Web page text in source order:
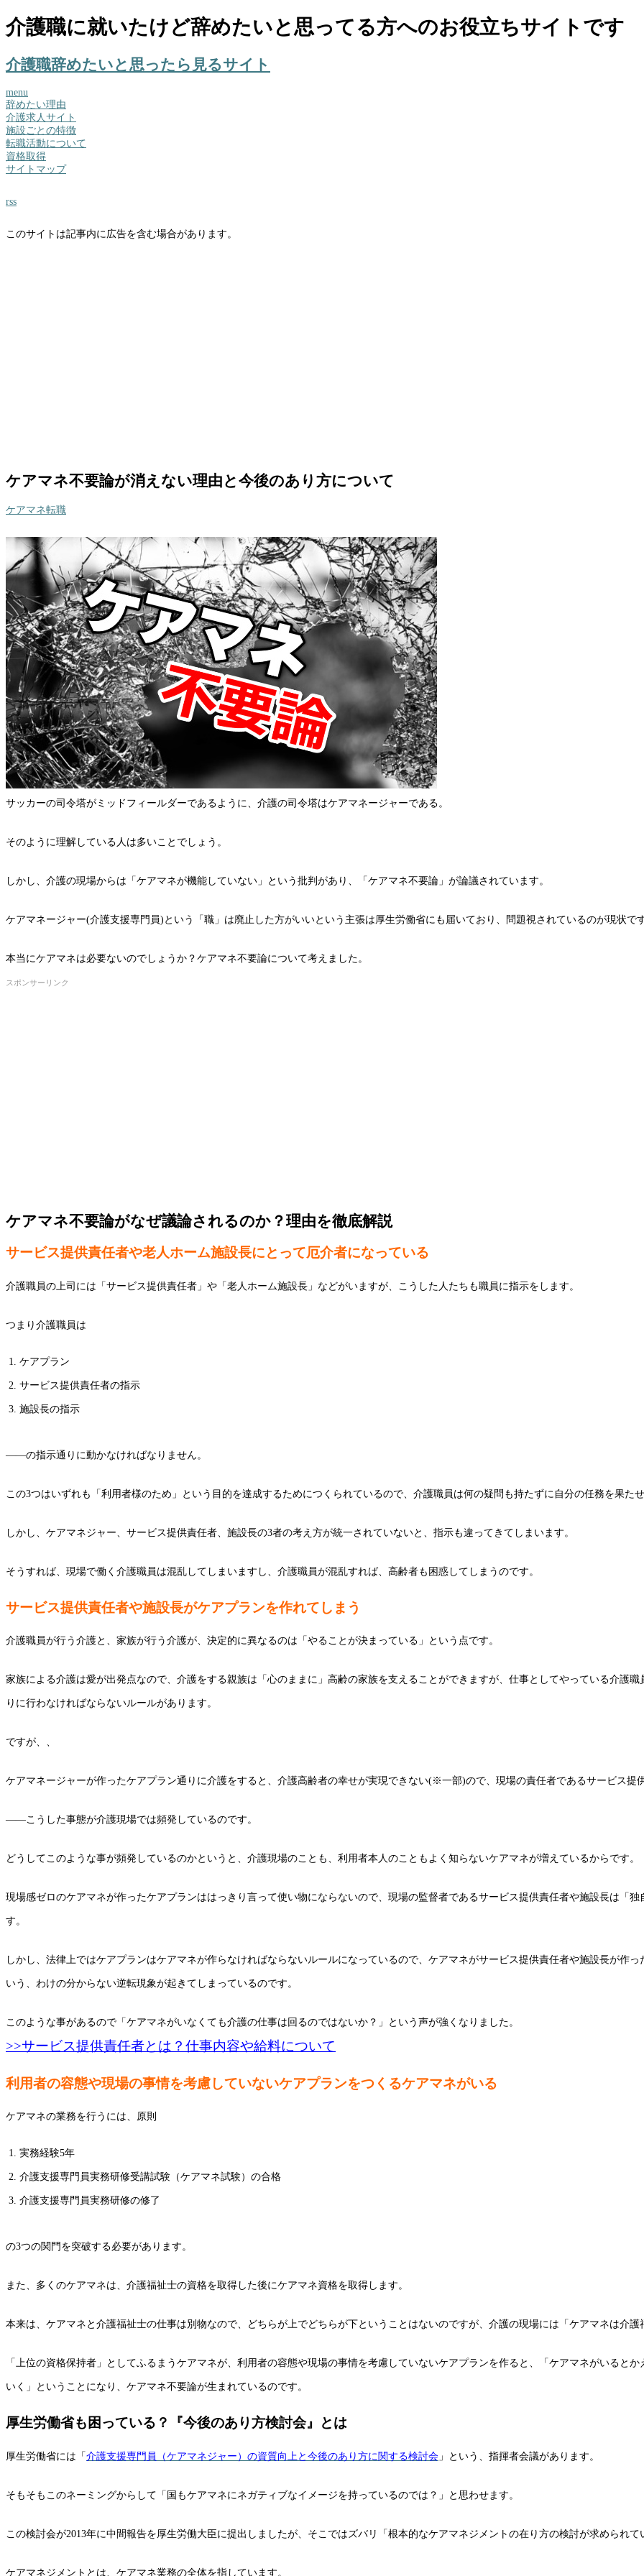
介護職に就いたけど辞めたいと思ってる方へのお役立ちサイトです
介護職辞めたいと思ったら見るサイト
menu
辞めたい理由
介護求人サイト
施設ごとの特徴
転職活動について
資格取得
サイトマップ
rss
このサイトは記事内に広告を含む場合があります。
ケアマネ不要論が消えない理由と今後のあり方について
ケアマネ転職
サッカーの司令塔がミッドフィールダーであるように、介護の司令塔はケアマネージャーである。
そのように理解している人は多いことでしょう。
しかし、介護の現場からは「ケアマネが機能していない」という批判があり、「ケアマネ不要論」が論議されています。
ケアマネージャー(介護支援専門員)という「職」は廃止した方がいいという主張は厚生労働省にも届いており、問題視されているのが現状です
本当にケアマネは必要ないのでしょうか？ケアマネ不要論について考えました。
スポンサーリンク
ケアマネ不要論がなぜ議論されるのか？理由を徹底解説
サービス提供責任者や老人ホーム施設長にとって厄介者になっている
介護職員の上司には「サービス提供責任者」や「老人ホーム施設長」などがいますが、こうした人たちも職員に指示をします。
つまり介護職員は
ケアプラン
サービス提供責任者の指示
施設長の指示
――の指示通りに動かなければなりません。
この3つはいずれも「利用者様のため」という目的を達成するためにつくられているので、介護職員は何の疑問も持たずに自分の任務を果たせ
しかし、ケアマネジャー、サービス提供責任者、施設長の3者の考え方が統一されていないと、指示も違ってきてしまいます。
そうすれば、現場で働く介護職員は混乱してしまいますし、介護職員が混乱すれば、高齢者も困惑してしまうのです。
サービス提供責任者や施設長がケアプランを作れてしまう
介護職員が行う介護と、家族が行う介護が、決定的に異なるのは「やることが決まっている」という点です。
家族による介護は愛が出発点なので、介護をする親族は「心のままに」高齢の家族を支えることができますが、仕事としてやっている介護
りに行わなければならないルールがあります。
ですが、、
ケアマネージャーが作ったケアプラン通りに介護をすると、介護高齢者の幸せが実現できない(※一部)ので、現場の責任者であるサービス提
――こうした事態が介護現場では頻発しているのです。
どうしてこのような事が頻発しているのかというと、介護現場のことも、利用者本人のこともよく知らないケアマネが増えているからです。
現場感ゼロのケアマネが作ったケアプランははっきり言って使い物にならないので、現場の監督者であるサービス提供責任者や施設長は「
す。
しかし、法律上ではケアプランはケアマネが作らなければならないルールになっているので、ケアマネがサービス提供責任者や施設長が作
いう、わけの分からない逆転現象が起きてしまっているのです。
このような事があるので「ケアマネがいなくても介護の仕事は回るのではないか？」という声が強くなりました。
>>サービス提供責任者とは？仕事内容や給料について
利用者の容態や現場の事情を考慮していないケアプランをつくるケアマネがいる
ケアマネの業務を行うには、原則
実務経験5年
介護支援専門員実務研修受講試験（ケアマネ試験）の合格
介護支援専門員実務研修の修了
の3つの関門を突破する必要があります。
また、多くのケアマネは、介護福祉士の資格を取得した後にケアマネ資格を取得します。
本来は、ケアマネと介護福祉士の仕事は別物なので、どちらが上でどちらが下ということはないのですが、介護の現場には「ケアマネは介護
「上位の資格保持者」としてふるまうケアマネが、利用者の容態や現場の事情を考慮していないケアプランを作ると、「ケアマネがいると
いく」ということになり、ケアマネ不要論が生まれているのです。
厚生労働省も困っている？『今後のあり方検討会』とは
厚生労働省には「介護支援専門員（ケアマネジャー）の資質向上と今後のあり方に関する検討会 」という、指揮者会議があります。
そもそもこのネーミングからして「国もケアマネにネガティブなイメージを持っているのでは？」と思わせます。
この検討会が2013年に中間報告を厚生労働大臣に提出しましたが、そこではズバリ「根本的なケアマネジメントの在り方の検討が求められて
ケアマネジメントとは、ケアマネ業務の全体を指しています。